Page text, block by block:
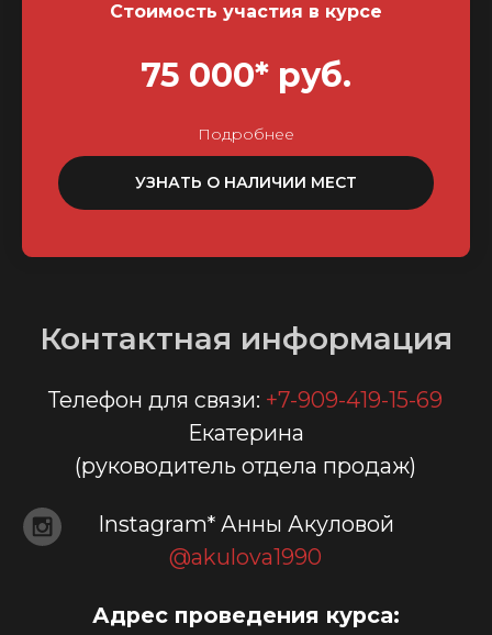
Стоимость участия в курсе
75 000* руб.
Подробнее
УЗНАТЬ О НАЛИЧИИ МЕСТ